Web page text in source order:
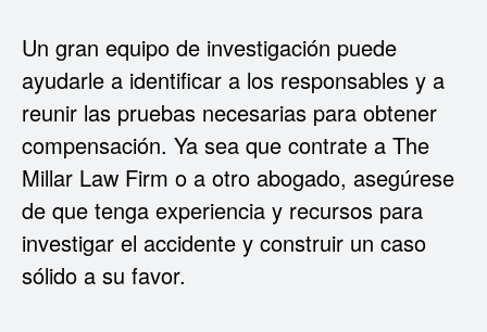
Un gran equipo de investigación puede
ayudarle a identificar a los responsables y a
reunir las pruebas necesarias para obtener
compensación. Ya sea que contrate a The
Millar Law Firm o a otro abogado, asegúrese
de que tenga experiencia y recursos para
investigar el accidente y construir un caso
sólido a su favor.